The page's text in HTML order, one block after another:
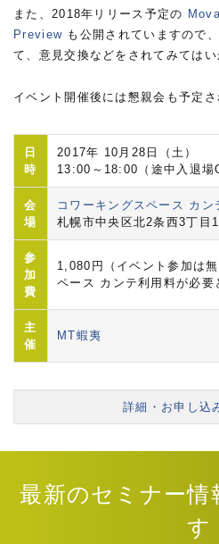
また、2018年リリース予定の
Preview も公開されていますので
て、意見交換などをされてみてはい
イベント開催後には懇親会も予定さ
日
時
2017年 10月28日（土）
13:00～18:00（途中入退場
会
場
コワーキングスペース カン
札幌市中央区北2条西3丁目
参
加
費
1,080円（イベント参加は
ペース カンテ利用料が必要
主
催
MT蝦夷
詳細・お申し込
最新のセミナー情
す